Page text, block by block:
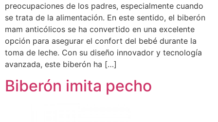
preocupaciones de los padres, especialmente cuando
se trata de la alimentación. En este sentido, el biberón
mam anticólicos se ha convertido en una excelente
opción para asegurar el confort del bebé durante la
toma de leche. Con su diseño innovador y tecnología
avanzada, este biberón ha […]
Biberón imita pecho